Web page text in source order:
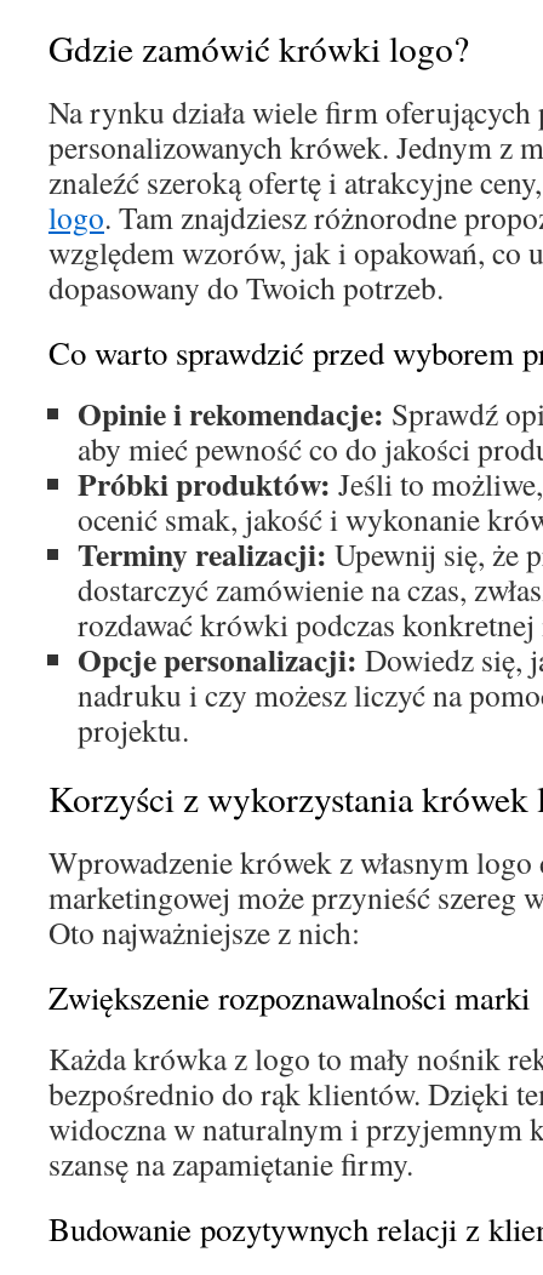
Gdzie zamówić krówki logo?
Na rynku działa wiele firm oferujących
personalizowanych krówek. Jednym z
znaleźć szeroką ofertę i atrakcyjne
logo. Tam znajdziesz różnorodne
względem wzorów, jak i opakowań, co
dopasowany do Twoich potrzeb.
Co warto sprawdzić przed wyborem
Opinie i rekomendacje: Sprawdź
aby mieć pewność co do jakości
Próbki produktów: Jeśli to
ocenić smak, jakość i wykonanie
Terminy realizacji: Upewnij się, że
dostarczyć zamówienie na czas,
rozdawać krówki podczas
Opcje personalizacji: Dowiedz się,
nadruku i czy możesz liczyć na
projektu.
Korzyści z wykorzystania
Wprowadzenie krówek z własnym
marketingowej może przynieść szereg
Oto najważniejsze z nich:
Zwiększenie rozpoznawalności marki
Każda krówka z logo to mały nośnik
bezpośrednio do rąk klientów. Dzięki
widoczna w naturalnym i przyjemnym
szansę na zapamiętanie firmy.
Budowanie pozytywnych relacji z